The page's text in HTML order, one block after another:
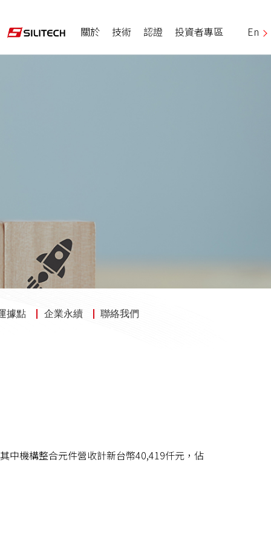
關於 技術 認證 投資者專區 En
據點 企業永續 聯絡我們
中機構整合元件營收計新台幣40,419仟元，佔